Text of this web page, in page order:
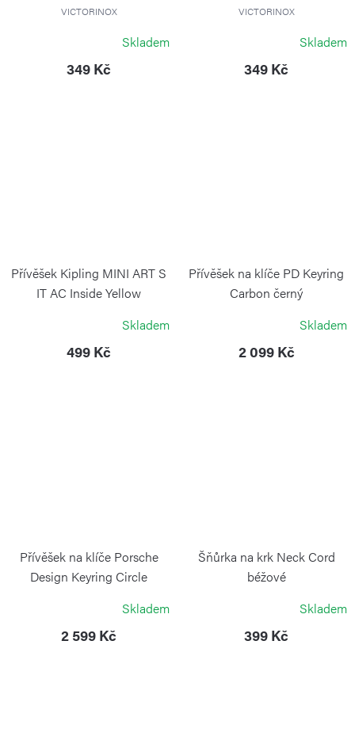
VICTORINOX
Skladem
349 Kč
VICTORINOX
Skladem
349 Kč
Přívěšek Kipling MINI ART S
IT AC Inside Yellow
Skladem
499 Kč
Přívěšek na klíče PD Keyring
Carbon černý
Skladem
2 099 Kč
Přívěšek na klíče Porsche
Design Keyring Circle
PORSCHE DESIGNSkladem
2 599 Kč
Šňůrka na krk Neck Cord
béžové
Skladem
399 Kč